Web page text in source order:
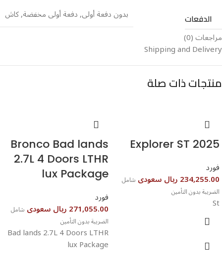
الدفعات بدون دفعة أولى,دفعة أولى مخفضة,كاش
مراجعات (0)
Shipping and Delivery
منتجات ذات صلة
Explorer ST 2025⁩⁩⁩
فورد
234,255.00 ريال سعودى
شامل
الضريبة بدون التأمين
St
⁦Bronco Bad lands
2.7L 4 Doors LTHR
lux Package⁩⁩⁩
فورد
271,055.00 ريال سعودى
شامل
الضريبة بدون التأمين
Bad lands 2.7L 4 Doors LTHR
lux Package